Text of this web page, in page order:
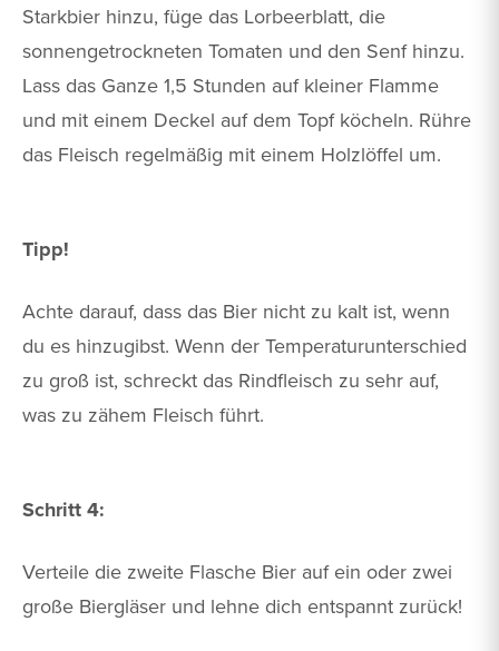
Starkbier hinzu, füge das Lorbeerblatt, die
sonnengetrockneten Tomaten und den Senf hinzu.
Lass das Ganze 1,5 Stunden auf kleiner Flamme
und mit einem Deckel auf dem Topf köcheln. Rühre
das Fleisch regelmäßig mit einem Holzlöffel um.
Tipp!
Achte darauf, dass das Bier nicht zu kalt ist, wenn
du es hinzugibst. Wenn der Temperaturunterschied
zu groß ist, schreckt das Rindfleisch zu sehr auf,
was zu zähem Fleisch führt.
Schritt 4:
Verteile die zweite Flasche Bier auf ein oder zwei
große Biergläser und lehne dich entspannt zurück!